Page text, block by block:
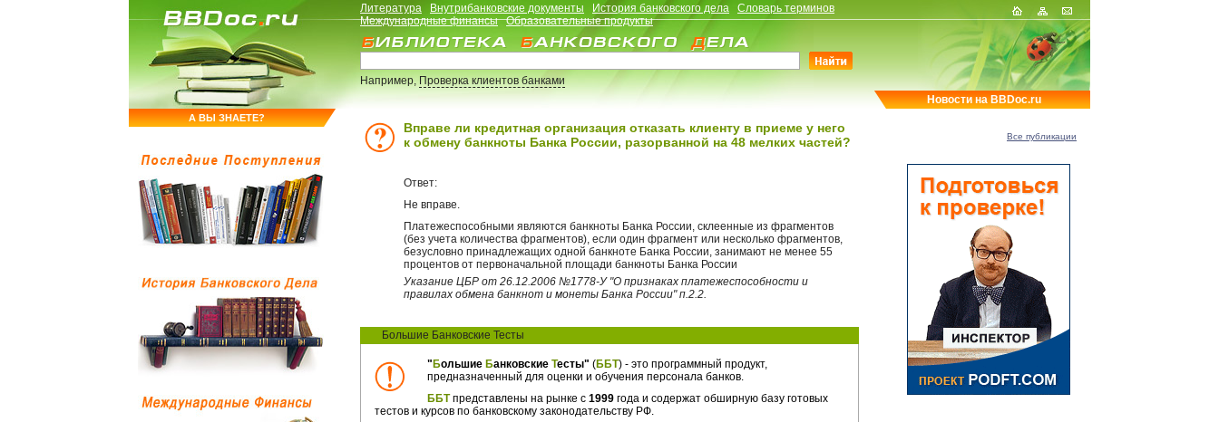
А ВЫ ЗНАЕТЕ?
Литература Внутрибанковские документы История банковского дела
Словарь терминов
Международные финансы
Образовательные продукты
Например,Проверка клиентов банками
Вправе ли кредитная организация отказать клиенту в приеме у него
к обмену банкноты Банка России, разорванной на 48 мелких частей?
Ответ:
Не вправе.
Платежеспособными являются банкноты Банка России, склеенные из фрагментов
(без учета количества фрагментов), если один фрагмент или несколько фрагментов,
безусловно принадлежащих одной банкноте Банка России, занимают не менее 55
процентов от первоначальной площади банкноты Банка России
Указание ЦБР от 26.12.2006 №1778-У "О признаках платежеспособности и
правилах обмена банкнот и монеты Банка России" п.2.2.
Большие Банковские Тесты
" Большие Банковские Тесты" (ББТ) - это программный продукт,
предназначенный для оценки и обучения персонала банков.
ББТпредставлены на рынке с 1999 года и содержат обширную базу готовых
тестов и курсов по банковскому законодательству РФ.
Новости на BBDoc.ru
Все публикации